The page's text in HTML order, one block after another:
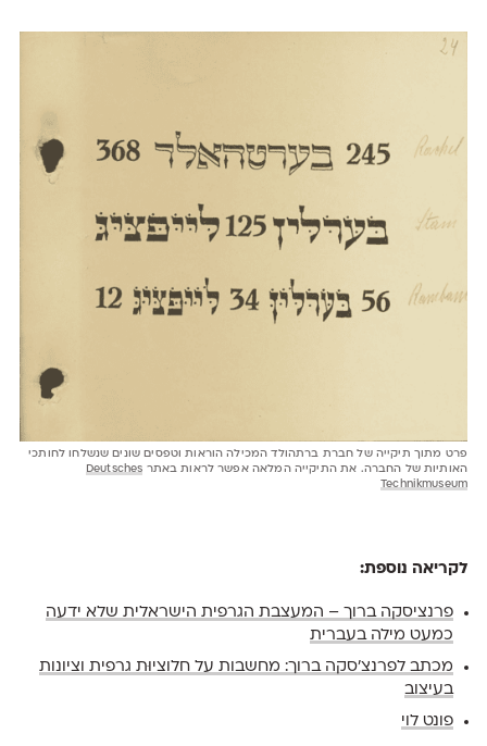
פרט מתוך תיקייה של חברת ברתהולד המכילה הוראות וטפסים שונים שנשלחו לחותכי
האותיות של החברה. את התיקייה המלאה אפשר לראות באתר Deutsches
Technikmuseum
לקריאה נוספת:
פרנציסקה ברוך – המעצבת הגרפית הישראלית שלא ידעה
כמעט מילה בעברית
מכתב לפרנצ׳סקה ברוך: מחשבות על חלוציוּת גרפית וציונות
בעיצוב
פונט לוי